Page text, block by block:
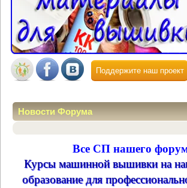
Поддержите наш проект
Новости Форума
Все СП нашего
Курсы машинной вышивки на
образование для